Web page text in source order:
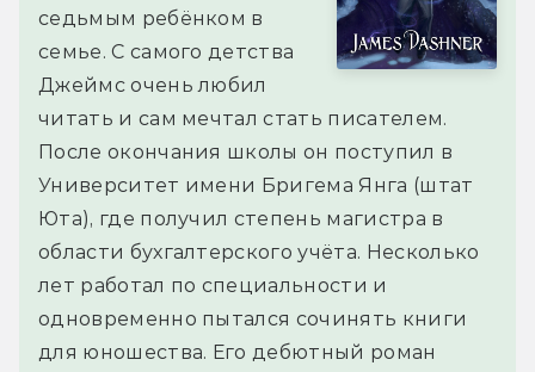
седьмым ребёнком в
семье. С самого детства
Джеймс очень любил
читать и сам мечтал стать писателем.
После окончания школы он поступил в
Университет имени Бригема Янга (штат
Юта), где получил степень магистра в
области бухгалтерского учёта. Несколько
лет работал по специальности и
одновременно пытался сочинять книги
для юношества. Его дебютный роман